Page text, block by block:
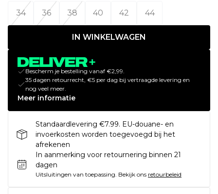
34
36 38 40 42 44
IN WINKELWAGEN
Bescherm je bestelling vanaf €2,99.
35 dagen retourrecht, €5 per dag bij vertraagde levering en
nog veel meer.
Meer informatie
Standaardlevering €7.99. EU-douane- en
invoerkosten worden toegevoegd bij het
afrekenen
In aanmerking voor retournering binnen 21
dagen
Uitsluitingen van toepassing. Bekijk ons retourbeleid